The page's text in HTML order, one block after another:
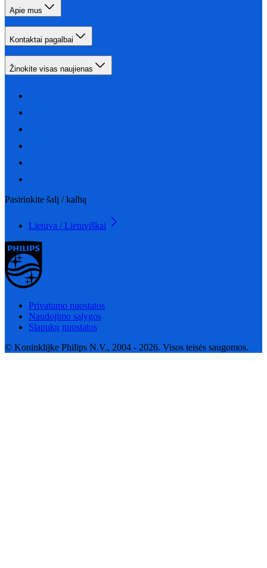
Apie mus
Kontaktai pagalbai
Žinokite visas naujienas
Pasirinkite šalį / kalbą
Lietuva / Lietuviškai
Privatumo nuostatos
Naudojimo sąlygos
Slapukų nuostatos
© Koninklijke Philips N.V., 2004 - 2026. Visos teisės saugomos.